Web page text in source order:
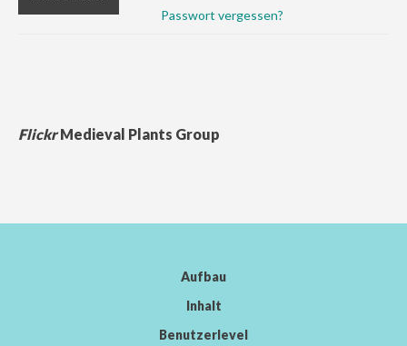
Passwort vergessen?
FlickrMedieval Plants Group
Aufbau
Inhalt
Benutzerlevel